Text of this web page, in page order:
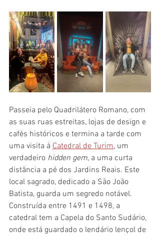
Passeia pelo Quadrilátero Romano, com
as suas ruas estreitas, lojas de design e
cafés históricos e termina a tarde com
uma visita à Catedral de Turim, um
verdadeiro hidden gem, a uma curta
distância a pé dos Jardins Reais. Este
local sagrado, dedicado a São João
Batista, guarda um segredo notável.
Construída entre 1491 e 1498, a
catedral tem a Capela do Santo Sudário,
onde está guardado o lendário lençol de